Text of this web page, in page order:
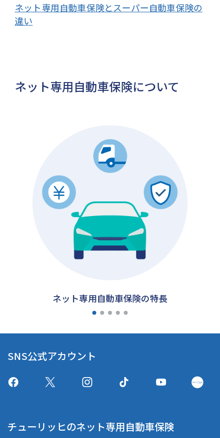
ネット専用自動車保険とスーパー自動車保険の
違い
ネット専用自動車保険について
ネット専用自動車保険の特長
チューリッヒのネット専用自動車保険
SNS公式アカウント